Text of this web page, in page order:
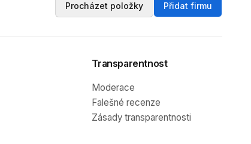
Procházet položky Přidat firmu
Transparentnost
Moderace
Falešné recenze
Zásady transparentnosti